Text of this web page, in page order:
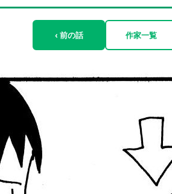
‹ 前の話 作家一覧